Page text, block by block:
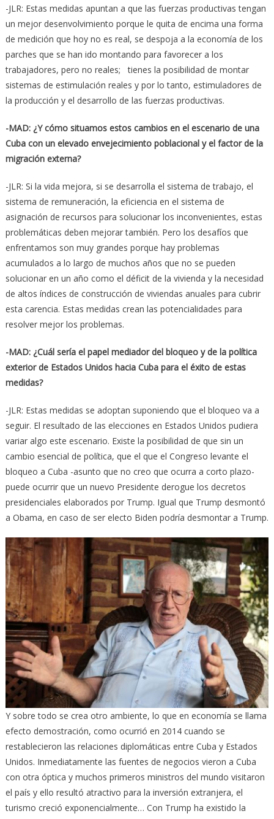
-JLR: Estas medidas apuntan a que las fuerzas productivas tengan
un mejor desenvolvimiento porque le quita de encima una forma
de medición que hoy no es real, se despoja a la economía de los
parches que se han ido montando para favorecer a los
trabajadores, pero no reales; tienes la posibilidad de montar
sistemas de estimulación reales y por lo tanto, estimuladores de
la producción y el desarrollo de las fuerzas productivas.
-MAD: ¿Y cómo situamos estos cambios en el escenario de una
Cuba con un elevado envejecimiento poblacional y el factor de la
migración externa?
-JLR: Si la vida mejora, si se desarrolla el sistema de trabajo, el
sistema de remuneración, la eficiencia en el sistema de
asignación de recursos para solucionar los inconvenientes, estas
problemáticas deben mejorar también. Pero los desafíos que
enfrentamos son muy grandes porque hay problemas
acumulados a lo largo de muchos años que no se pueden
solucionar en un año como el déficit de la vivienda y la necesidad
de altos índices de construcción de viviendas anuales para cubrir
esta carencia. Estas medidas crean las potencialidades para
resolver mejor los problemas.
-MAD: ¿Cuál sería el papel mediador del bloqueo y de la política
exterior de Estados Unidos hacia Cuba para el éxito de estas
medidas?
-JLR: Estas medidas se adoptan suponiendo que el bloqueo va a
seguir. El resultado de las elecciones en Estados Unidos pudiera
variar algo este escenario. Existe la posibilidad de que sin un
cambio esencial de política, que el que el Congreso levante el
bloqueo a Cuba -asunto que no creo que ocurra a corto plazo-
puede ocurrir que un nuevo Presidente derogue los decretos
presidenciales elaborados por Trump. Igual que Trump desmontó
a Obama, en caso de ser electo Biden podría desmontar a Trump.
Y sobre todo se crea otro ambiente, lo que en economía se llama
efecto demostración, como ocurrió en 2014 cuando se
restablecieron las relaciones diplomáticas entre Cuba y Estados
Unidos. Inmediatamente las fuentes de negocios vieron a Cuba
con otra óptica y muchos primeros ministros del mundo visitaron
el país y ello resultó atractivo para la inversión extranjera, el
turismo creció exponencialmente… Con Trump ha existido la